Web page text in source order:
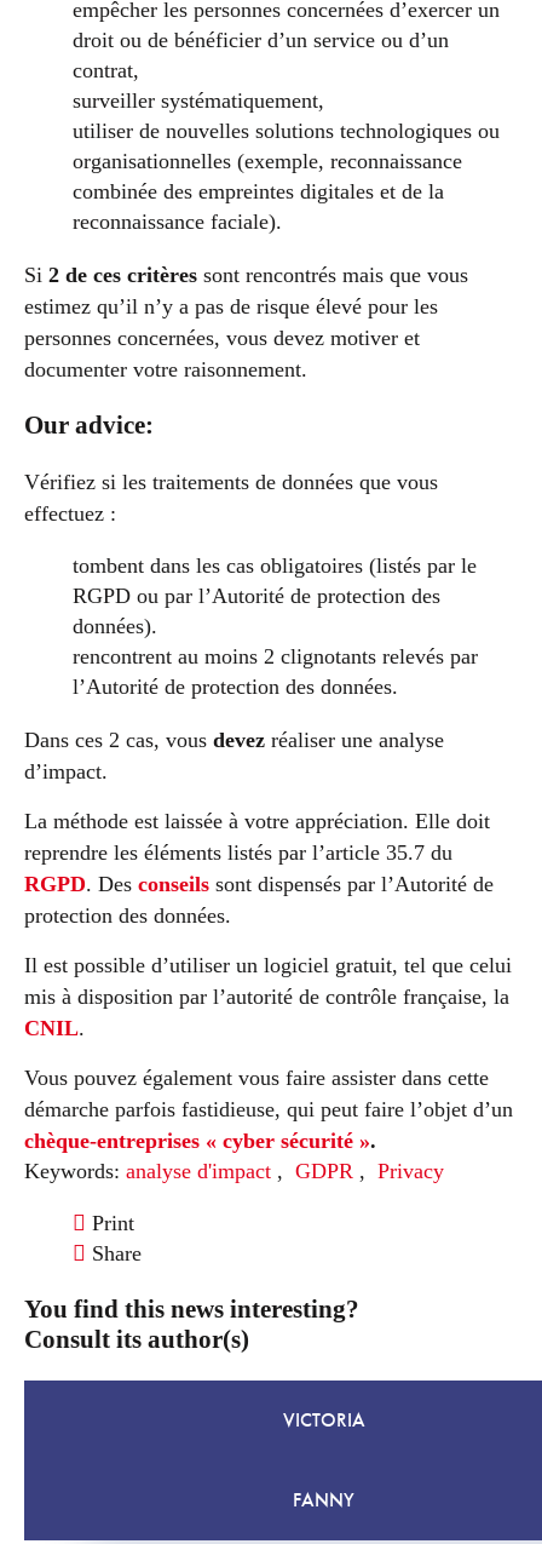
empêcher les personnes concernées d’exercer un
droit ou de bénéficier d’un service ou d’un
contrat,
surveiller systématiquement,
utiliser de nouvelles solutions technologiques ou
organisationnelles (exemple, reconnaissance
combinée des empreintes digitales et de la
reconnaissance faciale).
Si 2 de ces critères sont rencontrés mais que vous
estimez qu’il n’y a pas de risque élevé pour les
personnes concernées, vous devez motiver et
documenter votre raisonnement.
Our advice:
Vérifiez si les traitements de données que vous
effectuez :
tombent dans les cas obligatoires (listés par le
RGPD ou par l’Autorité de protection des
données).
rencontrent au moins 2 clignotants relevés par
l’Autorité de protection des données.
Dans ces 2 cas, vous devez réaliser une analyse
d’impact.
La méthode est laissée à votre appréciation. Elle doit
reprendre les éléments listés par l’article 35.7 du
RGPD. Des conseils sont dispensés par l’Autorité de
protection des données.
Il est possible d’utiliser un logiciel gratuit, tel que celui
mis à disposition par l’autorité de contrôle française, la
CNIL.
Vous pouvez également vous faire assister dans cette
démarche parfois fastidieuse, qui peut faire l’objet d’un
chèque-entreprises « cyber sécurité ».
Keywords: analyse d'impact , GDPR , Privacy
Print
Share
You find this news interesting?
Consult its author(s)
VICTORIA
FANNY